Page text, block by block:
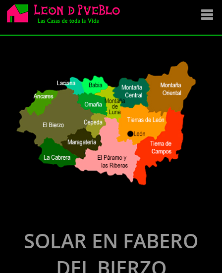
SE VENDE
OFERTAS
NOVEDADES
VENDEMOS TU CASA
DÓNDE COMPRAR ?
SOLAR EN FABERO